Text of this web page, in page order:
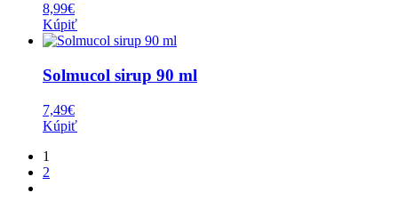
8,99€
Kúpiť
Solmucol sirup 90 ml
7,49€
Kúpiť
1
2